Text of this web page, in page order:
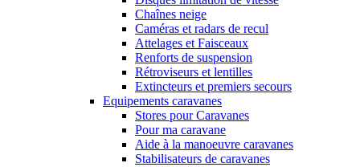
Chaînes neige
Caméras et radars de recul
Attelages et Faisceaux
Renforts de suspension
Rétroviseurs et lentilles
Extincteurs et premiers secours
Equipements caravanes
Stores pour Caravanes
Pour ma caravane
Aide à la manoeuvre caravanes
Stabilisateurs de caravanes